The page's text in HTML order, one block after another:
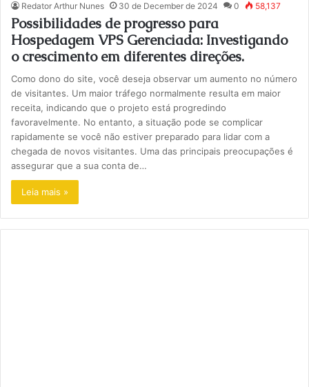
Redator Arthur Nunes 30 de December de 2024 0 58,137
Possibilidades de progresso para
Hospedagem VPS Gerenciada: Investigando
o crescimento em diferentes direções.
Como dono do site, você deseja observar um aumento no número
de visitantes. Um maior tráfego normalmente resulta em maior
receita, indicando que o projeto está progredindo
favoravelmente. No entanto, a situação pode se complicar
rapidamente se você não estiver preparado para lidar com a
chegada de novos visitantes. Uma das principais preocupações é
assegurar que a sua conta de…
Leia mais »